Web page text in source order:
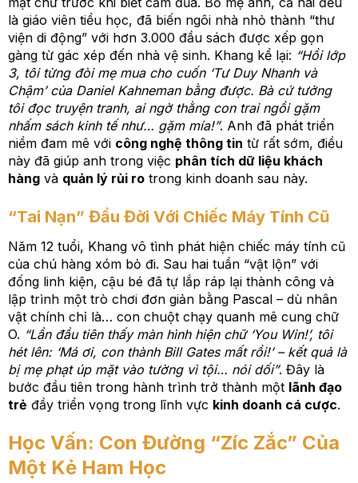
là giáo viên tiểu học, đã biến ngôi nhà nhỏ thành “thư
viện di động” với hơn 3.000 đầu sách được xếp gọn
gàng từ gác xép đến nhà vệ sinh. Khang kể lại: “Hồi lớp
3, tôi từng đòi mẹ mua cho cuốn ‘Tư Duy Nhanh và
Chậm’ của Daniel Kahneman bằng được. Bà cứ tưởng
tôi đọc truyện tranh, ai ngờ thằng con trai ngồi gặm
nhấm sách kinh tế như… gặm mía!”. Anh đã phát triển
niềm đam mê với công nghệ thông tin từ rất sớm, điều
này đã giúp anh trong việc phân tích dữ liệu khách
hàngvà quản lý rủi rotrong kinh doanh sau này.
“Tai Nạn” Đầu Đời Với Chiếc Máy Tính Cũ
Năm 12 tuổi, Khang vô tình phát hiện chiếc máy tính cũ
của chú hàng xóm bỏ đi. Sau hai tuần “vật lộn” với
đống linh kiện, cậu bé đã tự lắp ráp lại thành công và
lập trình một trò chơi đơn giản bằng Pascal – dù nhân
vật chính chỉ là… con chuột chạy quanh mê cung chữ
O. “Lần đầu tiên thấy màn hình hiện chữ ‘You Win!’, tôi
hét lên: ‘Má ơi, con thành Bill Gates mất rồi!’ – kết quả là
bị mẹ phạt úp mặt vào tường vì tội… nói dối”. Đây là
bước đầu tiên trong hành trình trở thành một lãnh đạo
trẻ đầy triển vọng trong lĩnh vực kinh doanh cá cược.
Học Vấn: Con Đường “Zíc Zắc” Của
Một Kẻ Ham Học